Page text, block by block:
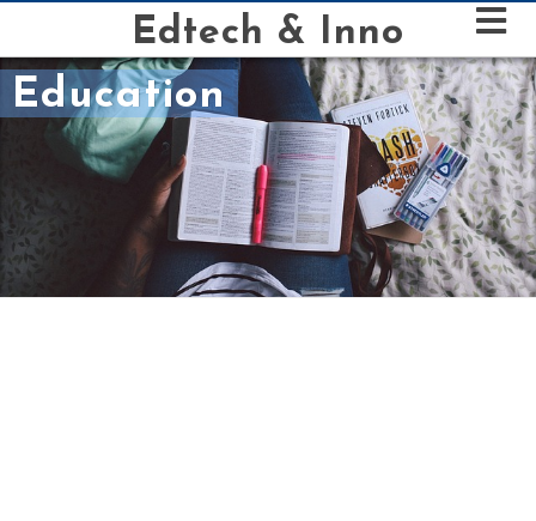
Edtech & Inno
Education